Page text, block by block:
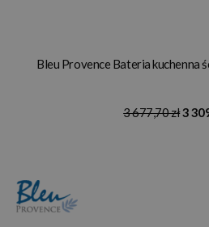
Bleu Provence Bateria kuchenna
3 677,70 zł3